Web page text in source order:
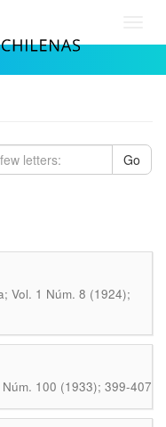
Go
Vol. 1 Núm. 8 (1924);
100 (1933); 399-407